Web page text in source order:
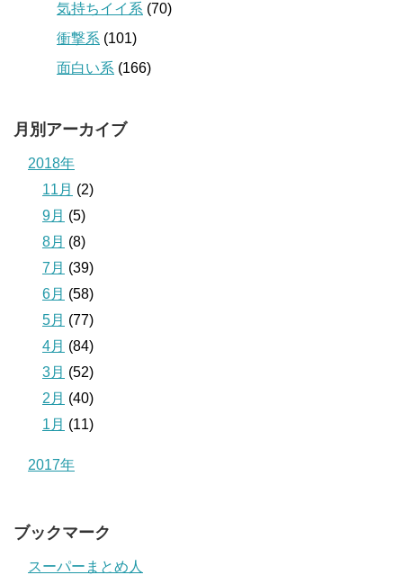
気持ちイイ系 (70)
衝撃系 (101)
面白い系 (166)
月別アーカイブ
2018年
11月 (2)
9月 (5)
8月 (8)
7月 (39)
6月 (58)
5月 (77)
4月 (84)
3月 (52)
2月 (40)
1月 (11)
2017年
ブックマーク
スーパーまとめ人